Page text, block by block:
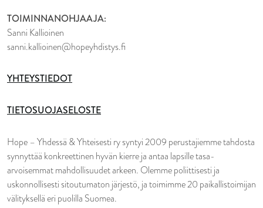
Hope – Yhdessä & Yhteisesti ry syntyi 2009 perustajiemme tahdosta
synnyttää konkreettinen hyvän kierre ja antaa lapsille tasa-
arvoisemmat mahdollisuudet arkeen. Olemme poliittisesti ja
uskonnollisesti sitoutumaton järjestö, ja toimimme 20 paikallistoimijan
välityksellä eri puolilla Suomea.
TOIMINNANOHJAAJA:
Sanni Kallioinen
sanni.kallioinen@hopeyhdistys.fi
YHTEYSTIEDOT
TIETOSUOJASELOSTE